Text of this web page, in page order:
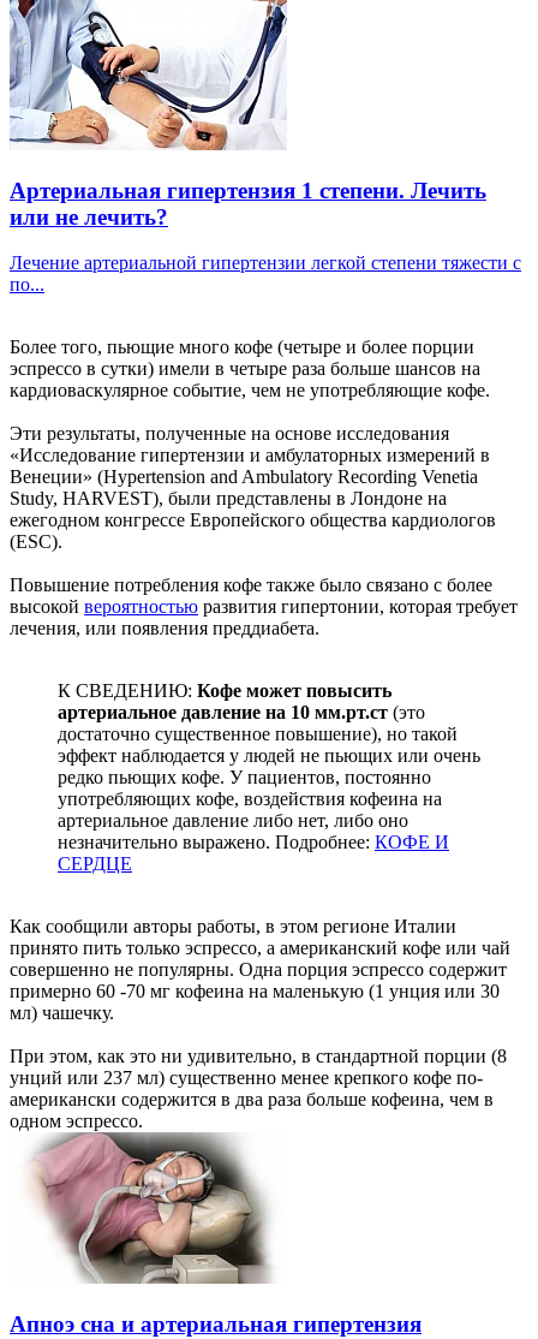
Артериальная гипертензия 1 степени. Лечить
или не лечить?
Лечение артериальной гипертензии легкой степени тяжести с
по...
Более того, пьющие много кофе (четыре и более порции
эспрессо в сутки) имели в четыре раза больше шансов на
кардиоваскулярное событие, чем не употребляющие кофе.
Эти результаты, полученные на основе исследования
«Исследование гипертензии и амбулаторных измерений в
Венеции» (Hypertension and Ambulatory Recording Venetia
Study, HARVEST), были представлены в Лондоне на
ежегодном конгрессе Европейского общества кардиологов
(ESC).
Повышение потребления кофе также было связано с более
высокой вероятностью развития гипертонии, которая требует
лечения, или появления преддиабета.
К СВЕДЕНИЮ: Кофе может повысить
артериальное давление на 10 мм.рт.ст (это
достаточно существенное повышение), но такой
эффект наблюдается у людей не пьющих или очень
редко пьющих кофе. У пациентов, постоянно
употребляющих кофе, воздействия кофеина на
артериальное давление либо нет, либо оно
незначительно выражено. Подробнее: КОФЕ И
СЕРДЦЕ
Как сообщили авторы работы, в этом регионе Италии
принято пить только эспрессо, а американский кофе или чай
совершенно не популярны. Одна порция эспрессо содержит
примерно 60 -70 мг кофеина на маленькую (1 унция или 30
мл) чашечку.
При этом, как это ни удивительно, в стандартной порции (8
унций или 237 мл) существенно менее крепкого кофе по-
американски содержится в два раза больше кофеина, чем в
одном эспрессо.
Апноэ сна и артериальная гипертензия